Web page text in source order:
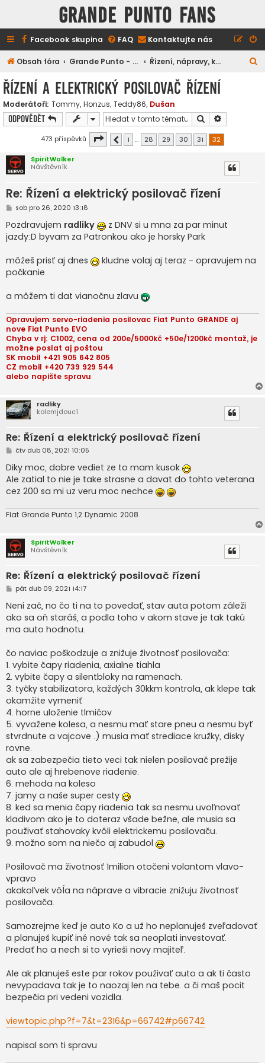
GRANDE PUNTO FANS
Facebook skupina FAQ Kontaktujte nás
Obsah fóra Grande Punto - technické záležitosti Řízení, nápravy, kola, brzdy, tlumiče, atd.
Řízení a elektrický posilovač řízení
Moderátoři: Tommy, Honzus, Teddy86, Dušan
Odpovědět Hledat
473 příspěvků Stránka z32
Předchozí
1 … 28 29 30 31 32
SpiritWolker
Návštěvník
Re: Řízení a elektrický posilovač řízení
P
í
s
p
e
k
sob pro 26, 2020 13:18
Pozdravujem radliky
z DNV si u mna za par minut
jazdy:D byvam za Patronkou ako je horsky Park
môžeš prisť aj dnes
kludne volaj aj teraz - opravujem na
počkanie
a môžem ti dat vianočnu zlavu
Opravujem servo-riadenia posilovac Fiat Punto GRANDE aj
nove Fiat Punto EVO
Chyba v rj: C1002, cena od 200e/5000kč +50e/1200kč montaž, je
možne poslat aj poštou
SK mobil +421 905 642 805
CZ mobil +420 739 929 544
alebo napište spravu
radliky
kolemjdoucí
Re: Řízení a elektrický posilovač řízení
P
í
s
p
ě
v
k
čtv dub 08, 2021 10:05
Diky moc, dobre vediet ze to mam kusok
Ale zatial to nie je take strasne a davat do tohto veterana
cez 200 sa mi uz veru moc nechce
Fiat Grande Punto 1,2 Dynamic 2008
SpiritWolker
Návštěvník
Re: Řízení a elektrický posilovač řízení
P
í
s
p
ě
v
k
pát dub 09, 2021 14:17
Neni zač, no čo ti na to povedať, stav auta potom záleži
ako sa oň staráš, a podla toho v akom stave je tak takú
ma auto hodnotu.
čo naviac poškodzuje a znižuje životnosť posilovača:
1. vybite čapy riadenia, axialne tiahla
2. vybite čapy a silentbloky na ramenach.
3. tyčky stabilizatora, každých 30kkm kontrola, ak klepe tak
okamžite vymeniť
4. horne uloženie tlmičov
5. vyvažene kolesa, a nesmu mať stare pneu a nesmu byť
stvrdnute a vajcove .) musia mať strediace kružky, disky
rovne.
ak sa zabezpečia tieto veci tak nielen posilovač prežije
auto ale aj hrebenove riadenie.
6. mehoda na koleso
7. jamy a naše super cesty
8. ked sa menia čapy riadenia tak sa nesmu uvoľnovať
kladivom ako je to doteraz všade bežne, ale musia sa
použivať stahovaky kvôli elektrickemu posilovaču.
9. možno som na niečo aj zabudol
Posilovač ma životnosť 1milion otočeni volantom vlavo-
vpravo
akakoľvek vôĺa na náprave a vibracie znižuju životnosť
posilovača.
Samozrejme keď je auto Ko a už ho neplanuješ zveľadovať
a planuješ kupiť iné nové tak sa neoplati investovať.
Predať ho a nech si to vyrieši novy majiteľ.
Ale ak planuješ este par rokov použivať auto a ak ti často
nevypadava tak je to naozaj len na tebe. a či maš pocit
bezpečia pri vedeni vozidla.
viewtopic.php?f=7&t=2316&p=66742#p66742
napisal som ti spravu